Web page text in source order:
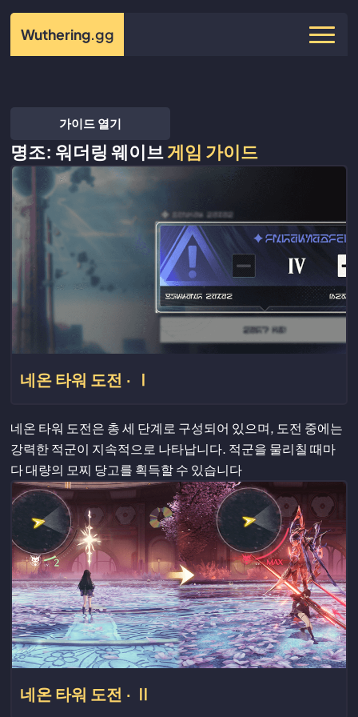
Wuthering.gg
가이드 열기
명조: 워더링 웨이브게임 가이드
네온 타워 도전 · Ⅰ
네온 타워 도전은 총 세 단계로 구성되어 있으며, 도전 중에는
강력한 적군이 지속적으로 나타납니다. 적군을 물리칠 때마
다 대량의 모찌 당고를 획득할 수 있습니다
네온 타워 도전 · Ⅱ